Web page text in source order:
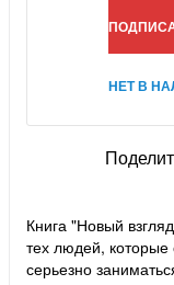
НЕТ В
Книга "Новый
тех людей, которые
серьезно